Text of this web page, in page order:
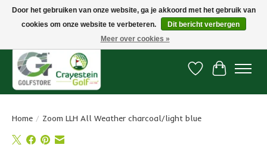
Snelle levering, gratis vanaf € 100. Onze oncourse Golfshop in Dordrecht is
Verlanglijst
Home / Zoom LLH All Weather charcoal/light blue
Door het gebruiken van onze website, ga je akkoord met het gebruik van
cookies om onze website te verbeteren.
Dit bericht verbergen
Meer over cookies »